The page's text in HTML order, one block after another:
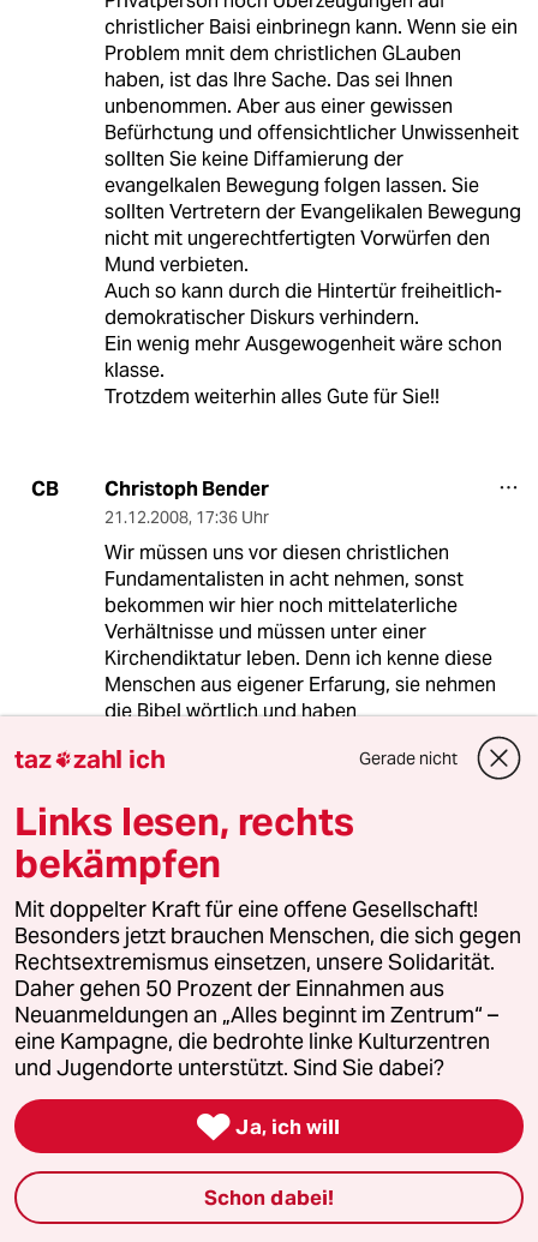
christlicher Baisi einbrinegn kann. Wenn sie ein
Problem mnit dem christlichen GLauben
haben, ist das Ihre Sache. Das sei Ihnen
unbenommen. Aber aus einer gewissen
Befürhctung und offensichtlicher Unwissenheit
sollten Sie keine Diffamierung der
evangelkalen Bewegung folgen lassen. Sie
sollten Vertretern der Evangelikalen Bewegung
nicht mit ungerechtfertigten Vorwürfen den
Mund verbieten.
Auch so kann durch die Hintertür freiheitlich-
demokratischer Diskurs verhindern.
Ein wenig mehr Ausgewogenheit wäre schon
klasse.
Trotzdem weiterhin alles Gute für Sie!!
CB Christoph Bender
21.12.2008, 17:36 Uhr
Wir müssen uns vor diesen christlichen
Fundamentalisten in acht nehmen, sonst
bekommen wir hier noch mittelaterliche
Verhältnisse und müssen unter einer
Kirchendiktatur leben. Denn ich kenne diese
Menschen aus eigener Erfarung, sie nehmen
die Bibel wörtlich und haben
verfassungsfeindliche Ansichten und wenn sich
jemand nicht bekehren möchte, stehen sie
KS Kai-Uwe Schroeter
21.12.2008,17:28 Uhr
Die sogenannte "christliche Rechte" ist in
Deutschland überhaupt keine Gefahr.
Fundamentalistische Extremisten haben keine
Lobby. Sogar harmlose "Schulverweigerer"
werden in unserem Land eingelocht statt
geduldet. Herr Bax sollte einmal nachdenken,
von wem in unserer Gesellschaft wirklich
Unterdrückung ausgeht. "Bibelgläubige
Christen" sind hierzulande in der Regel
Menschen, die sehr humanitär sind, sich für
Nächstenliebe und Menschenrechte einsetzen.
taz zahl ich Gerade nicht
Links lesen, rechts
bekämpfen
Mit doppelter Kraft für eine offene Gesellschaft!
Besonders jetzt brauchen Menschen, die sich gegen
Rechtsextremismus einsetzen, unsere Solidarität.
Daher gehen 50 Prozent der Einnahmen aus
Neuanmeldungen an „Alles beginnt im Zentrum“ –
eine Kampagne, die bedrohte linke Kulturzentren
und Jugendorte unterstützt. Sind Sie dabei?
 Ja, ich will
Schon dabei!